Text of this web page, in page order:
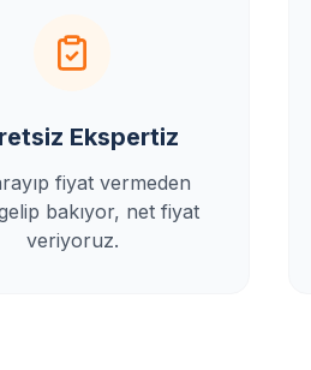
Ekspertiz
fiyat vermeden
bakıyor, net fiyat
veriyoruz.